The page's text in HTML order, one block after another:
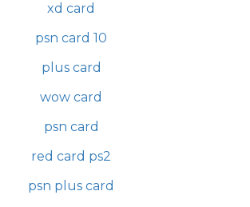
xd card
psn card 10
plus card
wow card
psn card
red card ps2
psn plus card